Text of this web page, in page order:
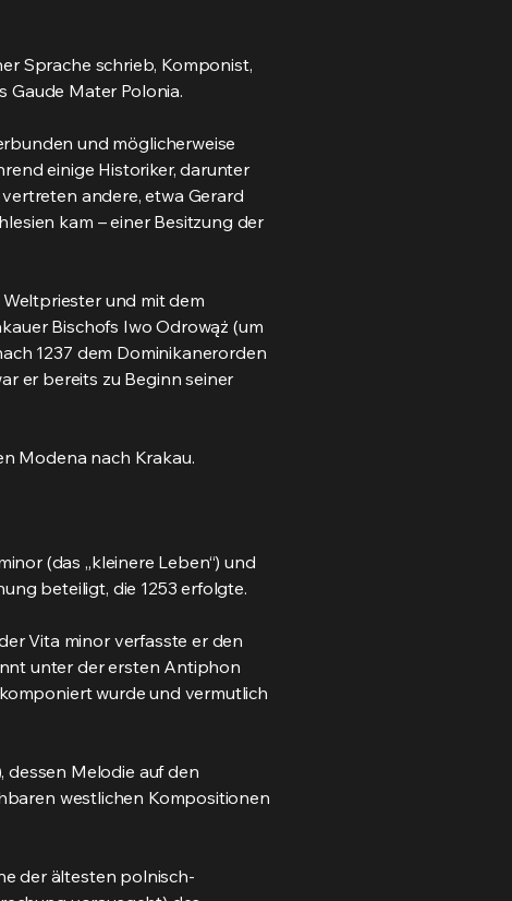
Sprache schrieb, Komponist,
Gaude Mater Polonia.
und möglicherweise
einige Historiker, darunter
andere, etwa Gerard
kam – einer Besitzung der
und mit dem
Bischofs Iwo Odrowąż (um
1237 dem Dominikanerorden
er bereits zu Beginn seiner
Modena nach Krakau.
(das „kleinere Leben“) und
beteiligt, die 1253 erfolgte.
Vita minor verfasste er den
unter der ersten Antiphon
wurde und vermutlich
dessen Melodie auf den
westlichen Kompositionen
der ältesten polnisch-